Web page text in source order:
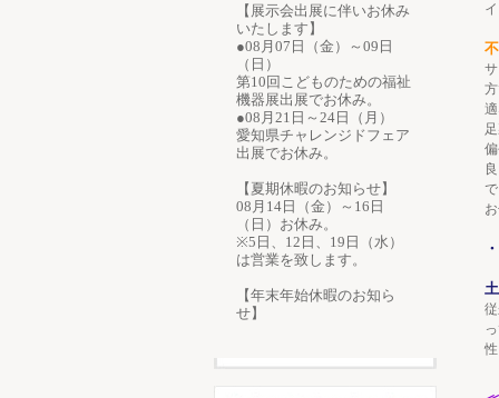
【展示会出展に伴いお休み
いたします】
●08月07日（金）～09日
（日）
第10回こどものための福祉
機器展出展でお休み。
●08月21日～24日（月）
愛知県チャレンジドフェア
出展でお休み。
【夏期休暇のお知らせ】
08月14日（金）～16日
（日）お休み。
※5日、12日、19日（水）
は営業を致します。
【年末年始休暇のお知ら
せ】